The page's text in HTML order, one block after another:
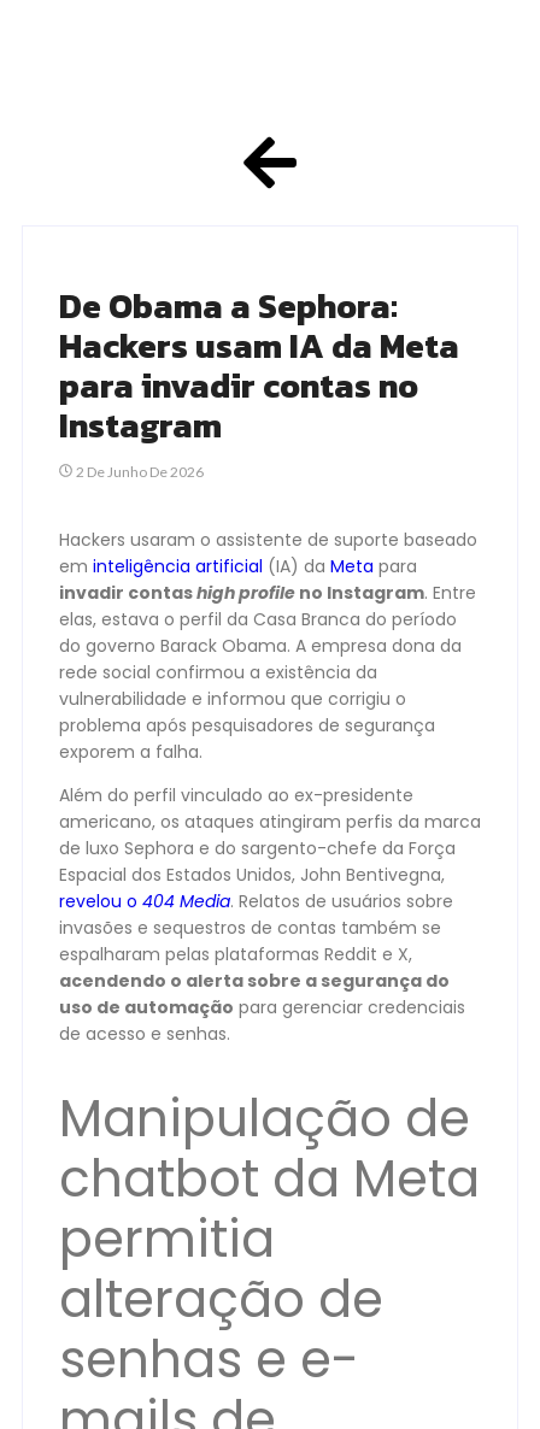
De Obama a Sephora:
Hackers usam IA da Meta
para invadir contas no
Instagram
2 De Junho De 2026
Hackers usaram o assistente de suporte baseado
em inteligência artificial (IA) da Meta para
invadir contashigh profile no Instagram. Entre
elas, estava o perfil da Casa Branca do período
do governo Barack Obama. A empresa dona da
rede social confirmou a existência da
vulnerabilidade e informou que corrigiu o
problema após pesquisadores de segurança
exporem a falha.
Além do perfil vinculado ao ex-presidente
americano, os ataques atingiram perfis da marca
de luxo Sephora e do sargento-chefe da Força
Espacial dos Estados Unidos, John Bentivegna,
revelou o 404 Media. Relatos de usuários sobre
invasões e sequestros de contas também se
espalharam pelas plataformas Reddit e X,
acendendo o alerta sobre a segurança do
uso de automação para gerenciar credenciais
de acesso e senhas.
Manipulação de
chatbot da Meta
permitia
alteração de
senhas e e-